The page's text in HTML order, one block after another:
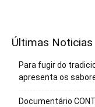
Últimas Noticias
Para fugir do
apresenta os
Documentário